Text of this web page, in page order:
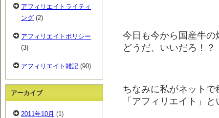
今日も今から国産牛
どうだ、いいだろ！？
ちなみに私がネット
「アフィリエイト」
アフィリエイトライティ
ング (2)
アフィリエイトポリシー
(3)
アフィリエイト雑記 (90)
アーカイブ
2011年10月 (1)